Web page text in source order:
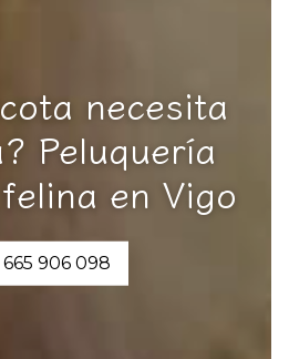
necesita
Peluquería
en Vigo
665 906 098